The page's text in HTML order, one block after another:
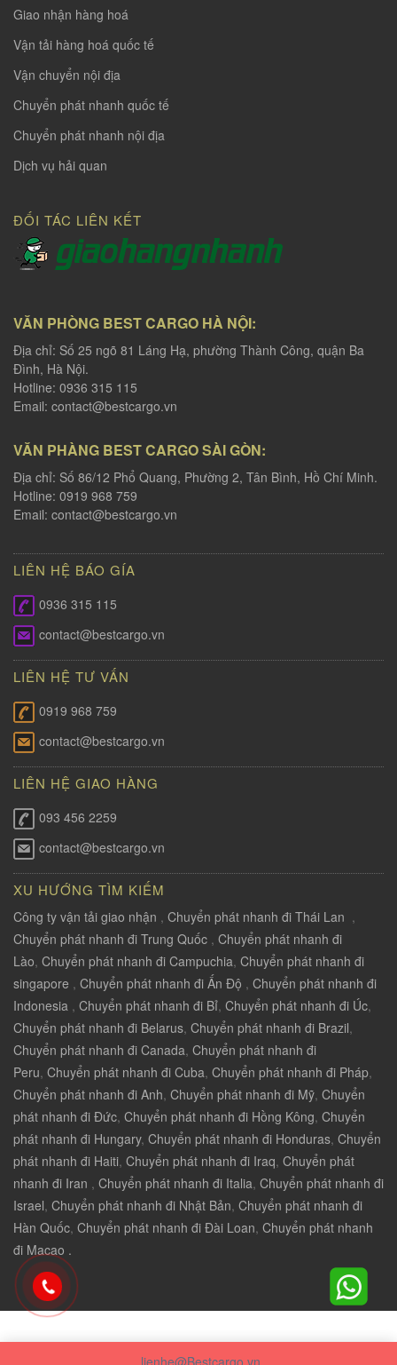
Giao nhận hàng hoá
Vận tải hàng hoá quốc tế
Vận chuyển nội địa
Chuyển phát nhanh quốc tế
Chuyển phát nhanh nội địa
Dịch vụ hải quan
ĐỐI TÁC LIÊN KẾT
VĂN PHÒNG BEST CARGO HÀ NỘI:
Địa chỉ: Số 25 ngõ 81 Láng Hạ, phường Thành Công, quận Ba
Đình, Hà Nội.
Hotline: 0936 315 115
Email: contact@bestcargo.vn
VĂN PHÀNG BEST CARGO SÀI GÒN:
Địa chỉ: Số 86/12 Phổ Quang, Phường 2, Tân Bình, Hồ Chí Minh.
Hotline: 0919 968 759
Email: contact@bestcargo.vn
LIÊN HỆ BÁO GÍA
0936 315 115
contact@bestcargo.vn
LIÊN HỆ TƯ VẤN
0919 968 759
contact@bestcargo.vn
LIÊN HỆ GIAO HÀNG
093 456 2259
contact@bestcargo.vn
XU HƯỚNG TÌM KIẾM
Công ty vận tải giao nhận , Chuyển phát nhanh đi Thái Lan ,
Chuyển phát nhanh đi Trung Quốc , Chuyển phát nhanh đi
Lào, Chuyển phát nhanh đi Campuchia, Chuyển phát nhanh đi
singapore , Chuyển phát nhanh đi Ấn Độ , Chuyển phát nhanh đi
Indonesia , Chuyển phát nhanh đi Bỉ, Chuyển phát nhanh đi Úc,
Chuyển phát nhanh đi Belarus, Chuyển phát nhanh đi Brazil,
Chuyển phát nhanh đi Canada, Chuyển phát nhanh đi
Peru, Chuyển phát nhanh đi Cuba, Chuyển phát nhanh đi Pháp,
Chuyển phát nhanh đi Anh, Chuyển phát nhanh đi Mỹ, Chuyển
phát nhanh đi Đức, Chuyển phát nhanh đi Hồng Kông, Chuyển
phát nhanh đi Hungary, Chuyển phát nhanh đi Honduras, Chuyển
phát nhanh đi Haiti, Chuyển phát nhanh đi Iraq, Chuyển phát
nhanh đi Iran , Chuyển phát nhanh đi Italia, Chuyển phát nhanh đi
Israel, Chuyển phát nhanh đi Nhật Bản, Chuyển phát nhanh đi
Hàn Quốc, Chuyển phát nhanh đi Đài Loan, Chuyển phát nhanh
đi Macao .
lienhe@Bestcargo.vn